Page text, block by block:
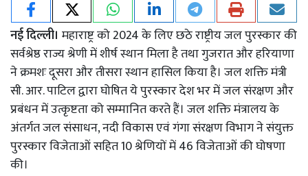
नई दिल्ली। महाराष्ट्र को 2024 के लिए छठे राष्ट्रीय जल पुरस्कार की
सर्वश्रेष्ठ राज्य श्रेणी में शीर्ष स्थान मिला है तथा गुजरात और हरियाणा
ने क्रमशः दूसरा और तीसरा स्थान हासिल किया है। जल शक्ति मंत्री
सी. आर. पाटिल द्वारा घोषित ये पुरस्कार देश भर में जल संरक्षण और
प्रबंधन में उत्कृष्टता को सम्मानित करते हैं। जल शक्ति मंत्रालय के
अंतर्गत जल संसाधन, नदी विकास एवं गंगा संरक्षण विभाग ने संयुक्त
पुरस्कार विजेताओं सहित 10 श्रेणियों में 46 विजेताओं की घोषणा
की।